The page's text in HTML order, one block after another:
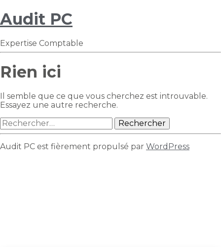
Audit PC
Expertise Comptable
Rien ici
Il semble que ce que vous cherchez est introuvable.
Essayez une autre recherche.
Rechercher :
Audit PC est fièrement propulsé par WordPress